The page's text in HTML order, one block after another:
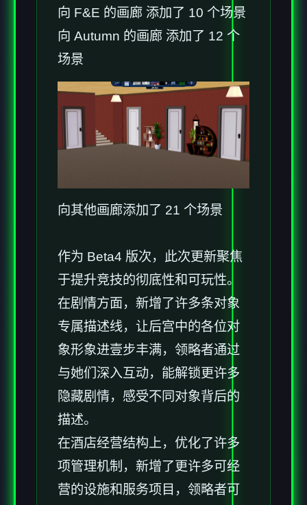
向 F&E 的画廊 添加了 10 个场景
向 Autumn 的画廊 添加了 12 个
场景
向其他画廊添加了 21 个场景
作为 Beta4 版次，此次更新聚焦
于提升竞技的彻底性和可玩性。
在剧情方面，新增了许多条对象
专属描述线，让后宫中的各位对
象形象进壹步丰满，领略者通过
与她们深入互动，能解锁更许多
隐藏剧情，感受不同对象背后的
描述。
在酒店经营结构上，优化了许多
项管理机制，新增了更许多可经
营的设施和服务项目，领略者可